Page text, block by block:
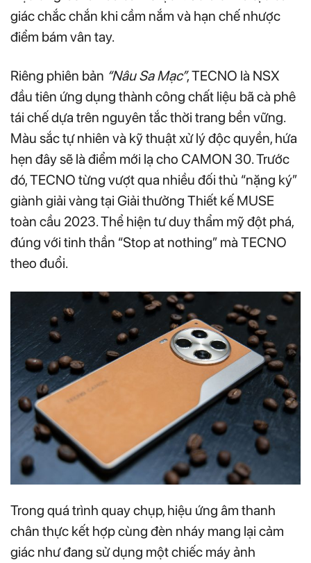
giác chắc chắn khi cầm nắm và hạn chế nhược
điểm bám vân tay.
Riêng phiên bản “Nâu Sa Mạc”, TECNO là NSX
đầu tiên ứng dụng thành công chất liệu bã cà phê
tái chế dựa trên nguyên tắc thời trang bền vững.
Màu sắc tự nhiên và kỹ thuật xử lý độc quyền, hứa
hẹn đây sẽ là điểm mới lạ cho CAMON 30. Trước
đó, TECNO từng vượt qua nhiều đối thủ “nặng ký”
giành giải vàng tại Giải thưởng Thiết kế MUSE
toàn cầu 2023. Thể hiện tư duy thẩm mỹ đột phá,
đúng với tinh thần “Stop at nothing” mà TECNO
theo đuổi.
Trong quá trình quay chụp, hiệu ứng âm thanh
chân thực kết hợp cùng đèn nháy mang lại cảm
giác như đang sử dụng một chiếc máy ảnh